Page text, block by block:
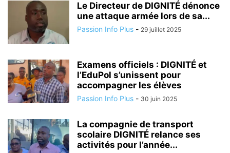
Le Directeur de DIGNITÉ dénonce
une attaque armée lors de sa...
Passion Info Plus - 29 juillet 2025
Examens officiels : DIGNITÉ et
l’EduPol s’unissent pour
accompagner les élèves
Passion Info Plus - 30 juin 2025
La compagnie de transport
scolaire DIGNITÉ relance ses
activités pour l’année...